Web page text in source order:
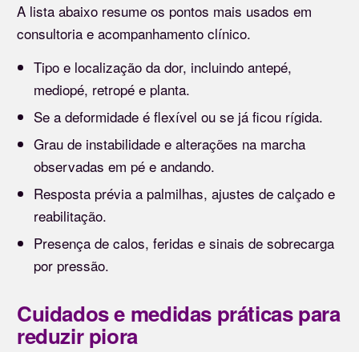
A lista abaixo resume os pontos mais usados em
consultoria e acompanhamento clínico.
Tipo e localização da dor, incluindo antepé,
mediopé, retropé e planta.
Se a deformidade é flexível ou se já ficou rígida.
Grau de instabilidade e alterações na marcha
observadas em pé e andando.
Resposta prévia a palmilhas, ajustes de calçado e
reabilitação.
Presença de calos, feridas e sinais de sobrecarga
por pressão.
Cuidados e medidas práticas para
reduzir piora